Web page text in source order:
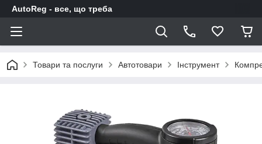
AutoReg - все, що треба
Товари та послуги Автотовари Інструмент